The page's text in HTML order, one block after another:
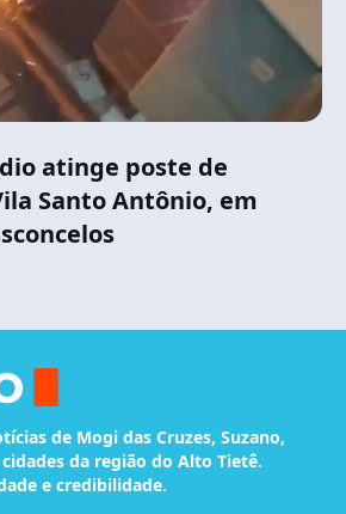
atinge poste de
Santo Antônio, em
de Mogi das Cruzes, Suzano,
da região do Alto Tietê.
e credibilidade.